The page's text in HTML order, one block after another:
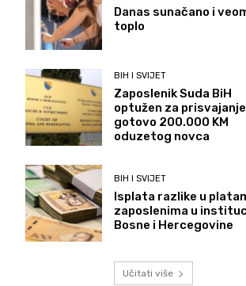
Danas sunačano i
toplo
BIH I SVIJET
Zaposlenik Suda BiH
optužen za prisvajanje
gotovo 200.000 KM
oduzetog novca
BIH I SVIJET
Isplata razlike u
zaposlenima u
Bosne i Hercegovine
Učitati više